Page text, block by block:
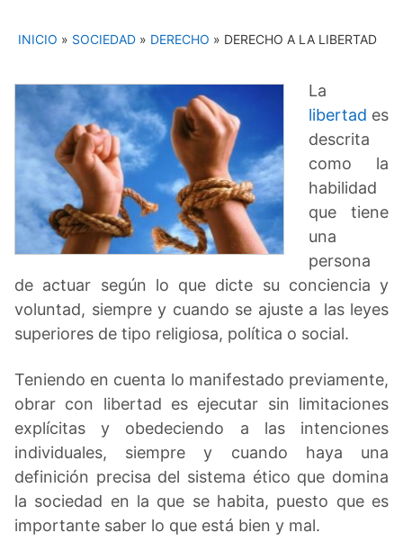
INICIO » SOCIEDAD » DERECHO » DERECHO A LA LIBERTAD
La
libertad es
descrita
como la
habilidad
que tiene
una
persona
de actuar según lo que dicte su conciencia y
voluntad, siempre y cuando se ajuste a las leyes
superiores de tipo religiosa, política o social.
Teniendo en cuenta lo manifestado previamente,
obrar con libertad es ejecutar sin limitaciones
explícitas y obedeciendo a las intenciones
individuales, siempre y cuando haya una
definición precisa del sistema ético que domina
la sociedad en la que se habita, puesto que es
importante saber lo que está bien y mal.